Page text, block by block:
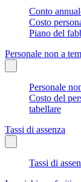
Conto
Costo
Piano del
Personale non a
Personale
Costo del
tabellare
Tassi di assenza
Tassi di